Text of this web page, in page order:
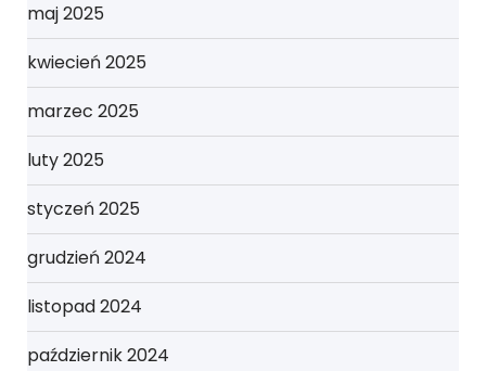
maj 2025
kwiecień 2025
marzec 2025
luty 2025
styczeń 2025
grudzień 2024
listopad 2024
październik 2024